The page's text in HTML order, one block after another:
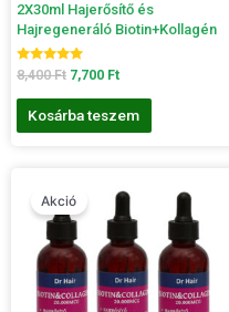
2X30ml Hajerősítő és
Hajregeneráló Biotin+Kollagén
Értékelés:
5.00
/ 5
8,400Ft 7,700 Ft
Kosárba teszem
Akció
was:
26,700 Ft.
17,900 Ft.